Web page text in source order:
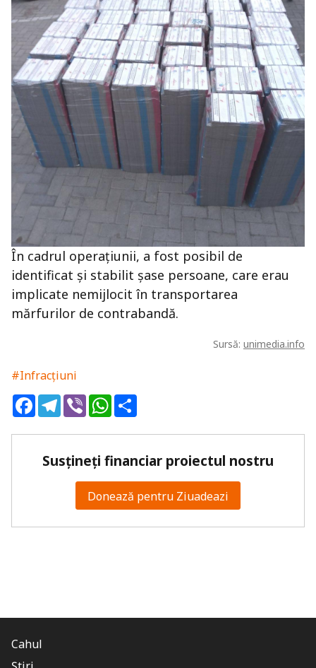
În cadrul operațiunii, a fost posibil de
identificat și stabilit șase persoane, care erau
implicate nemijlocit în transportarea
mărfurilor de contrabandă.
Sursă: unimedia.info
#Infracțiuni
FacebookTelegram
ViberWhatsApp
Susțineți financiar proiectul nostru
Donează pentru Ziuadeazi
Cahul